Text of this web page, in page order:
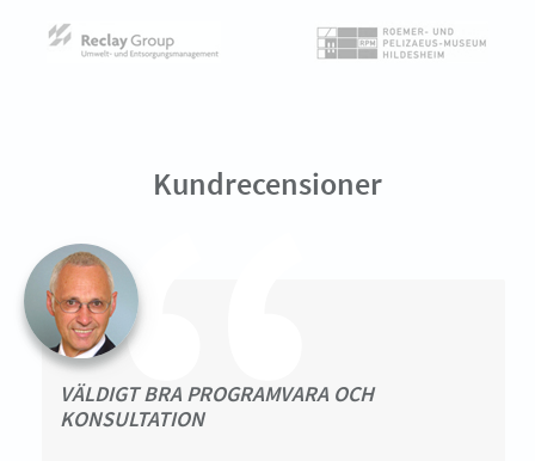
Kundrecensioner
VÄLDIGT BRA PROGRAMVARA OCH
KONSULTATION